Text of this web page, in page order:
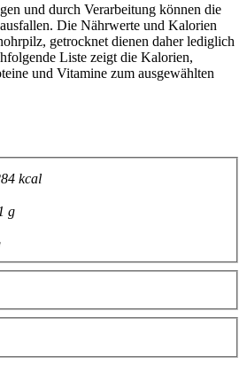
und durch Verarbeitung können die
Die Nährwerte und Kalorien
getrocknet dienen daher lediglich
Liste zeigt die Kalorien,
und Vitamine zum ausgewählten
kcal
g